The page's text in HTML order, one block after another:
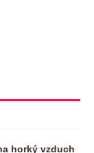
horký vzduch